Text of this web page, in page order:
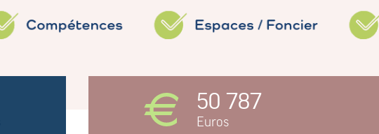
50 787
Euros